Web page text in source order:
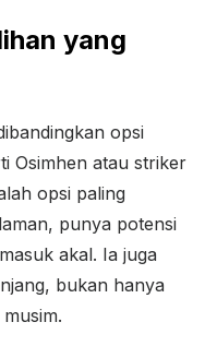
yang
opsi
Osimhen atau striker
opsi paling
punya potensi
akal. Ia juga
bukan hanya